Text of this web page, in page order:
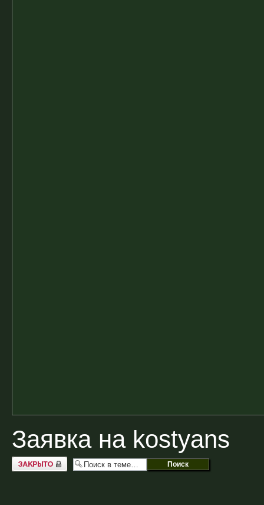
Заявка на kostyans
Закрыто